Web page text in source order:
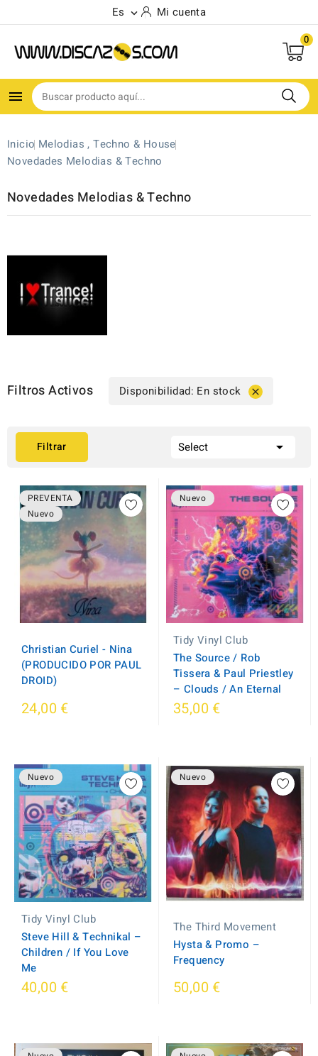
Es  Mi cuenta
0

Inicio Melodias , Techno & House
Novedades Melodias & Techno
Novedades Melodias & Techno
Filtros Activos Disponibilidad: En stock 
Filtrar Select 
PREVENTA
Nuevo
Christian Curiel - Nina
(PRODUCIDO POR PAUL
DROID)
24,00 €
Nuevo
Tidy Vinyl Club
The Source / Rob
Tissera & Paul Priestley
– Clouds / An Eternal
35,00 €
Nuevo
Tidy Vinyl Club
Steve Hill & Technikal –
Children / If You Love
Me
40,00 €
Nuevo
The Third Movement
Hysta & Promo –
Frequency
50,00 €